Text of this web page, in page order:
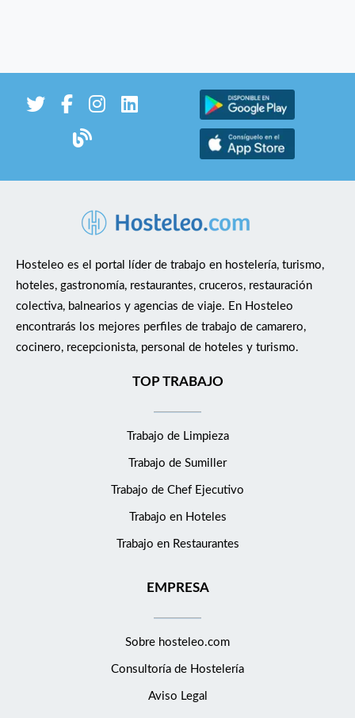
Hosteleo es el portal líder de trabajo en hostelería, turismo,
hoteles, gastronomía, restaurantes, cruceros, restauración
colectiva, balnearios y agencias de viaje. En Hosteleo
encontrarás los mejores perfiles de trabajo de camarero,
cocinero, recepcionista, personal de hoteles y turismo.
TOP TRABAJO
Trabajo de Limpieza
Trabajo de Sumiller
Trabajo de Chef Ejecutivo
Trabajo en Hoteles
Trabajo en Restaurantes
EMPRESA
Sobre hosteleo.com
Consultoría de Hostelería
Aviso Legal